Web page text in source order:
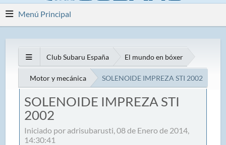
Menú Principal
Club Subaru España El mundo en bóxer
Motor y mecánica SOLENOIDE IMPREZA STI 2002
SOLENOIDE IMPREZA STI
2002
Iniciado por adrisubarusti, 08 de Enero de 2014,
14:30:41